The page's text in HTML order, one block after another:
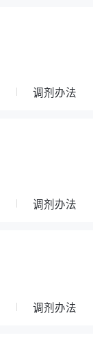
调剂办法
调剂办法
调剂办法